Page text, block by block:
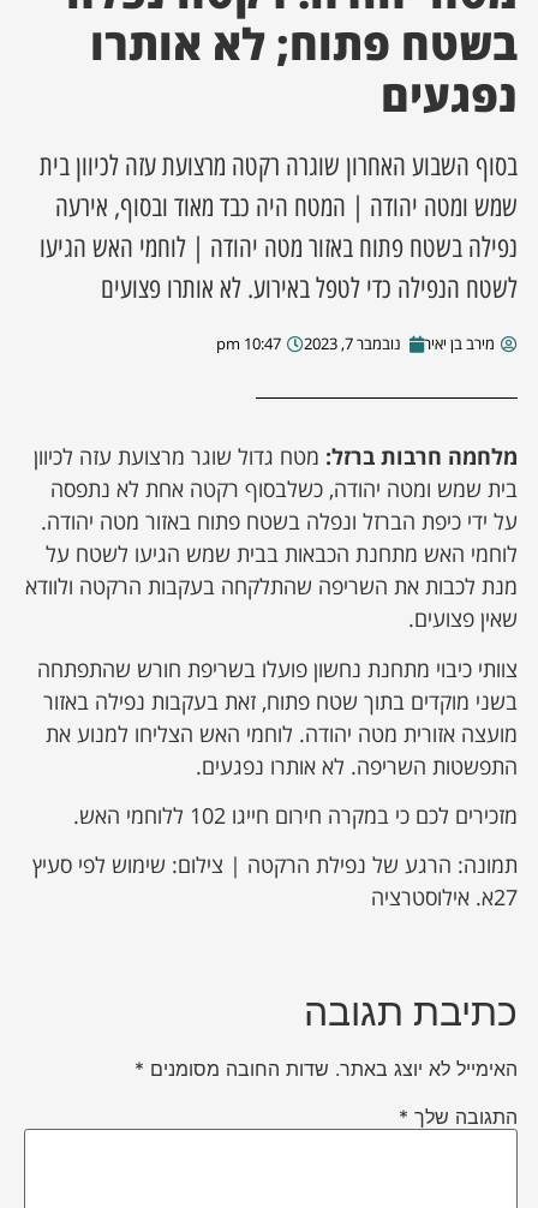
מסע מלחמה
השבוע
מקומית
בשטח פתוח; לא אותרו
נפגעים
בסוף השבוע האחרון שוגרה רקטה מרצועת עזה לכיוון בית
שמש ומטה יהודה | המטח היה כבד מאוד ובסוף, אירעה
נפילה בשטח פתוח באזור מטה יהודה | לוחמי האש הגיעו
לשטח הנפילה כדי לטפל באירוע. לא אותרו פצועים
מירב בן יאיר נובמבר 7, 2023 10:47 pm
מלחמה חרבות ברזל: מטח גדול שוגר מרצועת עזה לכיוון
בית שמש ומטה יהודה, כשלבסוף רקטה אחת לא נתפסה
על ידי כיפת הברזל ונפלה בשטח פתוח באזור מטה יהודה.
לוחמי האש מתחנת הכבאות בבית שמש הגיעו לשטח על
מנת לכבות את השריפה שהתלקחה בעקבות הרקטה ולוודא
שאין פצועים.
צוותי כיבוי מתחנת נחשון פועלו בשריפת חורש שהתפתחה
בשני מוקדים בתוך שטח פתוח, זאת בעקבות נפילה באזור
מועצה אזורית מטה יהודה. לוחמי האש הצליחו למנוע את
התפשטות השריפה. לא אותרו נפגעים.
מזכירים לכם כי במקרה חירום חייגו 102 ללוחמי האש.
תמונה: הרגע של נפילת הרקטה | צילום: שימוש לפי סעיץ
27א. אילוסטרציה
כתיבת תגובה
האימייל לא יוצג באתר. שדות החובה מסומנים *
התגובה שלך *